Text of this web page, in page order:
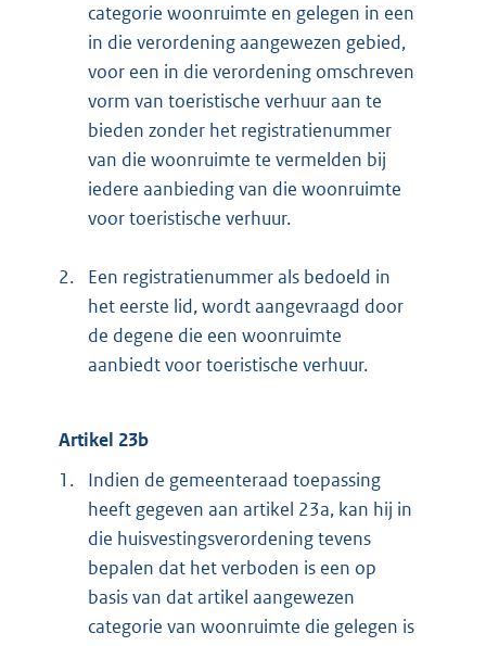
categorie woonruimte en gelegen in een
in die verordening aangewezen gebied,
voor een in die verordening omschreven
vorm van toeristische verhuur aan te
bieden zonder het registratienummer
van die woonruimte te vermelden bij
iedere aanbieding van die woonruimte
voor toeristische verhuur.
2.
Een registratienummer als bedoeld in
het eerste lid, wordt aangevraagd door
de degene die een woonruimte
aanbiedt voor toeristische verhuur.
Artikel 23b
1.
Indien de gemeenteraad toepassing
heeft gegeven aan artikel 23a, kan hij in
die huisvestingsverordening tevens
bepalen dat het verboden is een op
basis van dat artikel aangewezen
categorie van woonruimte die gelegen is